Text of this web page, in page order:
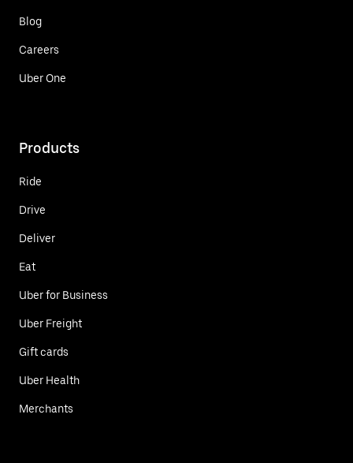
Blog
Careers
Uber One
Products
Ride
Drive
Deliver
Eat
Uber for Business
Uber Freight
Gift cards
Uber Health
Merchants